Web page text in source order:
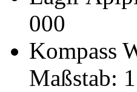
000
Kompass
Maßstab: